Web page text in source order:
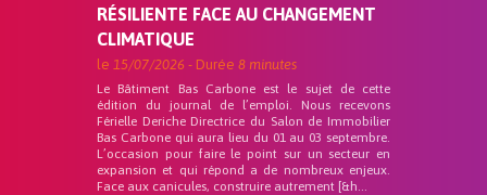
RÉSILIENTE FACE AU CHANGEMENT
CLIMATIQUE
le 15/07/2026 - Durée 8 minutes
Le Bâtiment Bas Carbone est le sujet de cette
édition du journal de l’emploi. Nous recevons
Férielle Deriche Directrice du Salon de Immobilier
Bas Carbone qui aura lieu du 01 au 03 septembre.
L’occasion pour faire le point sur un secteur en
expansion et qui répond a de nombreux enjeux.
Face aux canicules, construire autrement [&h...